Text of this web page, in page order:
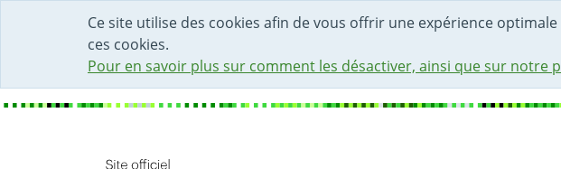
Ce site utilise des cookies afin de vous offrir une expérience
ces cookies.
Pour en savoir plus sur comment les désactiver, ainsi que sur
DÉBUT DU CONTENU DE LA PAGE
ACCÈS AU CHAMP DE RECHERCHE
PAGE D'ACCUEIL
FORMULAIRE DE CONTACT